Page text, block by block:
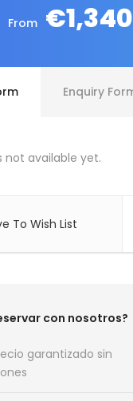
From €1,340
Enquiry
not available yet.
To Wish List
con nosotros?
garantizado sin
incluidos
del Viaje